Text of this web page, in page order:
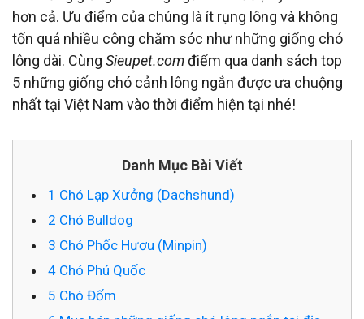
hơn cả. Ưu điểm của chúng là ít rụng lông và không
tốn quá nhiều công chăm sóc như những giống chó
lông dài. Cùng Sieupet.comđiểm qua danh sách top
5 những giống chó cảnh lông ngắn được ưa chuộng
nhất tại Việt Nam vào thời điểm hiện tại nhé!
Danh Mục Bài Viết
1 Chó Lạp Xưởng (Dachshund)
2 Chó Bulldog
3 Chó Phốc Hươu (Minpin)
4 Chó Phú Quốc
5 Chó Đốm